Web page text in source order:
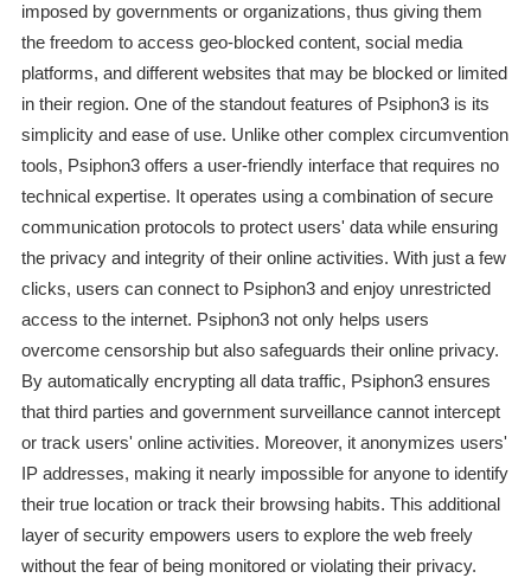
imposed by governments or organizations, thus giving them
the freedom to access geo-blocked content, social media
platforms, and different websites that may be blocked or limited
in their region. One of the standout features of Psiphon3 is its
simplicity and ease of use. Unlike other complex circumvention
tools, Psiphon3 offers a user-friendly interface that requires no
technical expertise. It operates using a combination of secure
communication protocols to protect users' data while ensuring
the privacy and integrity of their online activities. With just a few
clicks, users can connect to Psiphon3 and enjoy unrestricted
access to the internet. Psiphon3 not only helps users
overcome censorship but also safeguards their online privacy.
By automatically encrypting all data traffic, Psiphon3 ensures
that third parties and government surveillance cannot intercept
or track users' online activities. Moreover, it anonymizes users'
IP addresses, making it nearly impossible for anyone to identify
their true location or track their browsing habits. This additional
layer of security empowers users to explore the web freely
without the fear of being monitored or violating their privacy.